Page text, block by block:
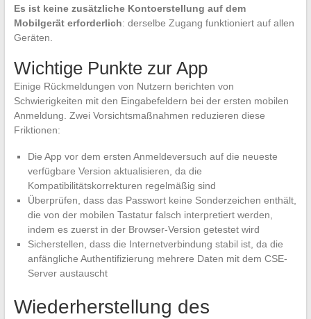
Es ist keine zusätzliche Kontoerstellung auf dem
Mobilgerät erforderlich: derselbe Zugang funktioniert auf allen
Geräten.
Wichtige Punkte zur App
Einige Rückmeldungen von Nutzern berichten von
Schwierigkeiten mit den Eingabefeldern bei der ersten mobilen
Anmeldung. Zwei Vorsichtsmaßnahmen reduzieren diese
Friktionen:
Die App vor dem ersten Anmeldeversuch auf die neueste
verfügbare Version aktualisieren, da die
Kompatibilitätskorrekturen regelmäßig sind
Überprüfen, dass das Passwort keine Sonderzeichen enthält,
die von der mobilen Tastatur falsch interpretiert werden,
indem es zuerst in der Browser-Version getestet wird
Sicherstellen, dass die Internetverbindung stabil ist, da die
anfängliche Authentifizierung mehrere Daten mit dem CSE-
Server austauscht
Wiederherstellung des